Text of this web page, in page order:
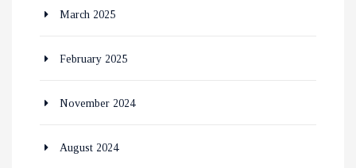
March 2025
February 2025
November 2024
August 2024